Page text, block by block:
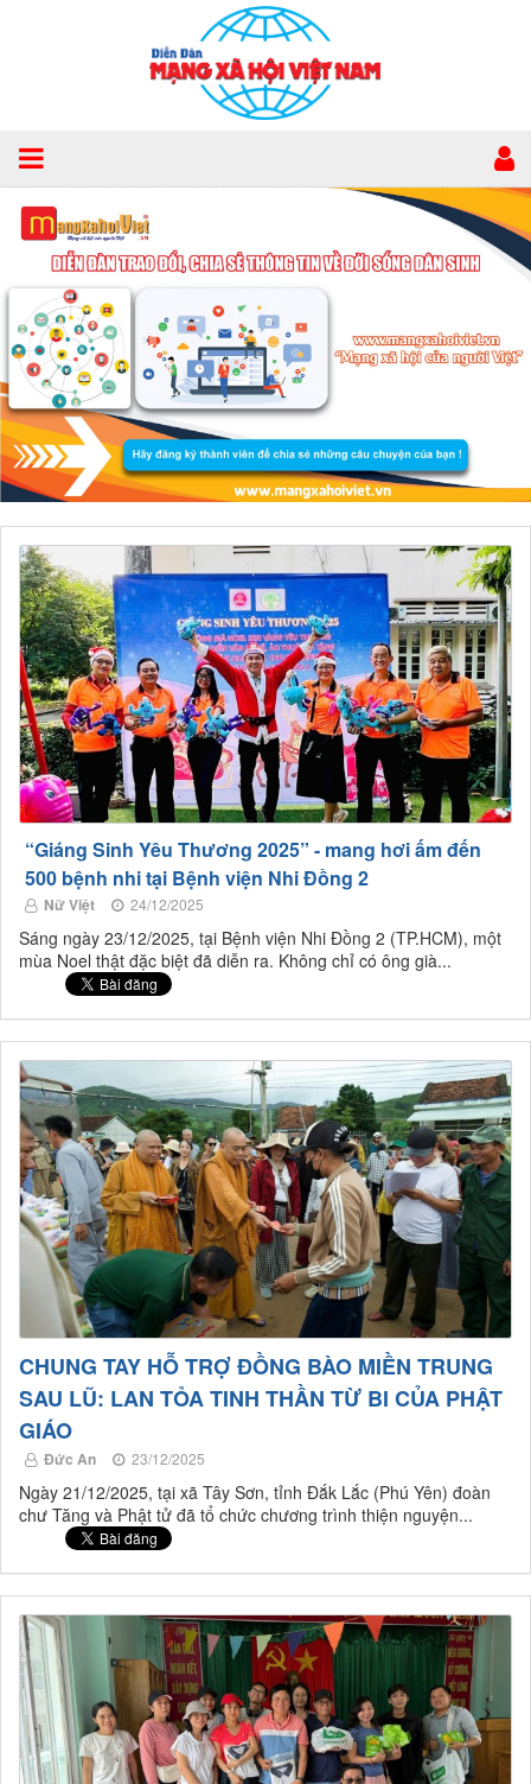
“Giáng Sinh Yêu Thương 2025” - mang hơi ấm đến
500 bệnh nhi tại Bệnh viện Nhi Đồng 2
Nữ Việt 24/12/2025
Sáng ngày 23/12/2025, tại Bệnh viện Nhi Đồng 2 (TP.HCM), một
mùa Noel thật đặc biệt đã diễn ra. Không chỉ có ông già...
CHUNG TAY HỖ TRỢ ĐỒNG BÀO MIỀN TRUNG
SAU LŨ: LAN TỎA TINH THẦN TỪ BI CỦA PHẬT
GIÁO
Đức An 23/12/2025
Ngày 21/12/2025, tại xã Tây Sơn, tỉnh Đắk Lắc (Phú Yên) đoàn
chư Tăng và Phật tử đã tổ chức chương trình thiện nguyện...